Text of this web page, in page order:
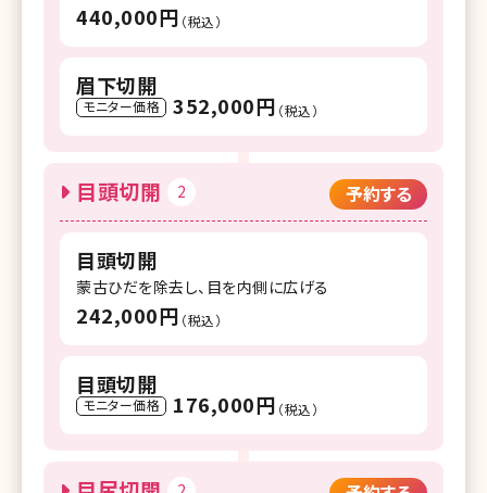
440,000円 （税込）
眉下切開
モニター価格 352,000円 （税込）
目頭切開 2 予約する
目頭切開
蒙古ひだを除去し、目を内側に広げる
242,000円 （税込）
目頭切開
モニター価格 176,000円 （税込）